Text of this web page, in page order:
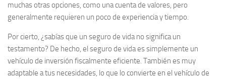
muchas otras opciones, como una cuenta de valores, pero
generalmente requieren un poco de experiencia y tiempo.
Por cierto, ¿sabías que un seguro de vida no significa un
testamento? De hecho, el seguro de vida es simplemente un
vehículo de inversión fiscalmente eficiente. También es muy
adaptable a tus necesidades, lo que lo convierte en el vehículo de